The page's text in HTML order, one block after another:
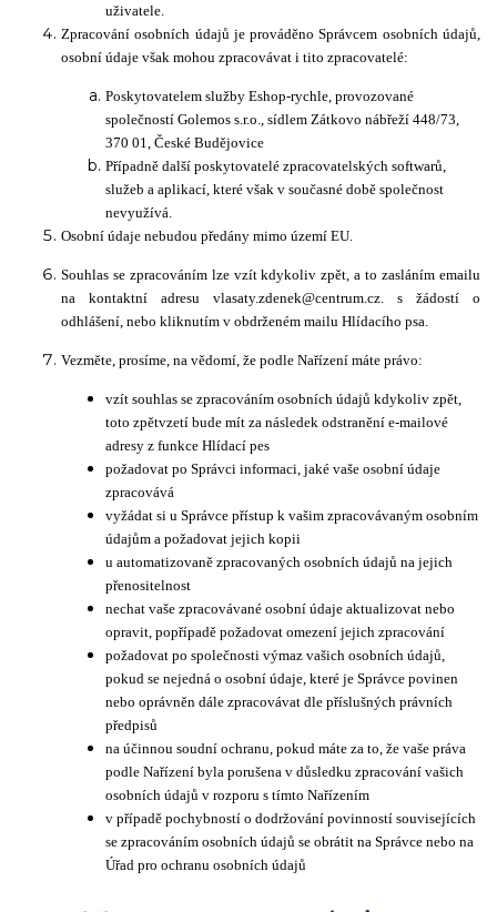
uživatele.
Zpracování osobních údajů je prováděno Správcem osobních údajů,
osobní údaje však mohou zpracovávat i tito zpracovatelé:
Poskytovatelem služby Eshop-rychle, provozované
společností Golemos s.r.o., sídlem Zátkovo nábřeží 448/73,
370 01, České Budějovice
Případně další poskytovatelé zpracovatelských softwarů,
služeb a aplikací, které však v současné době společnost
nevyužívá.
Osobní údaje nebudou předány mimo území EU.
Souhlas se zpracováním lze vzít kdykoliv zpět, a to zasláním emailu
na kontaktní adresu vlasaty.zdenek@centrum.cz. s žádostí o
odhlášení, nebo kliknutím v obdrženém mailu Hlídacího psa.
Vezměte, prosíme, na vědomí, že podle Nařízení máte právo:
vzít souhlas se zpracováním osobních údajů kdykoliv zpět,
toto zpětvzetí bude mít za následek odstranění e-mailové
adresy z funkce Hlídací pes
požadovat po Správci informaci, jaké vaše osobní údaje
zpracovává
vyžádat si u Správce přístup k vašim zpracovávaným osobním
údajům a požadovat jejich kopii
u automatizovaně zpracovaných osobních údajů na jejich
přenositelnost
nechat vaše zpracovávané osobní údaje aktualizovat nebo
opravit, popřípadě požadovat omezení jejich zpracování
požadovat po společnosti výmaz vašich osobních údajů,
pokud se nejedná o osobní údaje, které je Správce povinen
nebo oprávněn dále zpracovávat dle příslušných právních
předpisů
na účinnou soudní ochranu, pokud máte za to, že vaše práva
podle Nařízení byla porušena v důsledku zpracování vašich
osobních údajů v rozporu s tímto Nařízením
v případě pochybností o dodržování povinností souvisejících
se zpracováním osobních údajů se obrátit na Správce nebo na
Úřad pro ochranu osobních údajů